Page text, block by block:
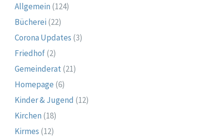
Allgemein (124)
Bücherei (22)
Corona Updates (3)
Friedhof(2)
Gemeinderat(21)
Homepage (6)
Kinder & Jugend (12)
Kirchen (18)
Kirmes (12)